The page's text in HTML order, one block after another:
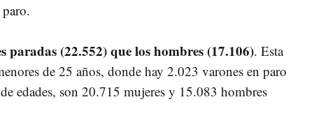
paradas (22.552) que los hombres (17.106). Esta
de 25 años, donde hay 2.023 varones en paro
edades, son 20.715 mujeres y 15.083 hombres